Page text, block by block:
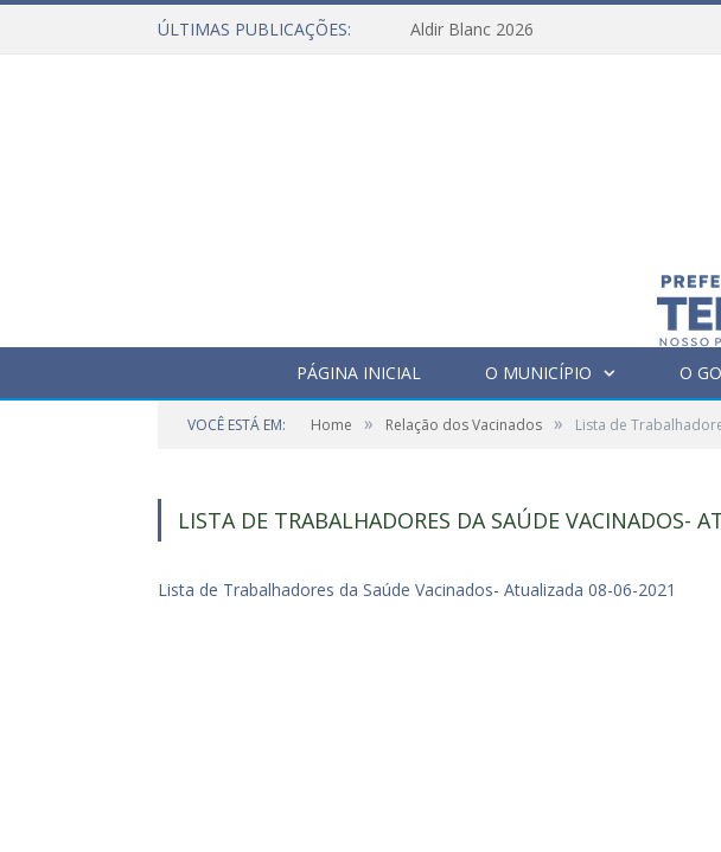
ÚLTIMAS PUBLICAÇÕES: Aldir Blanc 2026
PÁGINA INICIAL O MUNICÍPIO O
VOCÊ ESTÁ EM: Home » Relação dos Vacinados » Lista de
LISTA DE TRABALHADORES DA SAÚDE VACINADOS-
Lista de Trabalhadores da Saúde Vacinados- Atualizada 08-06-2021